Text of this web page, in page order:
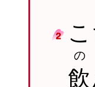
飲
の